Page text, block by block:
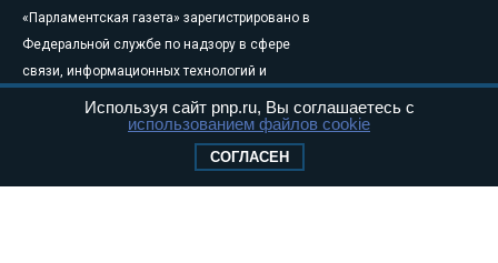
«Парламентская газета» зарегистрировано в
Федеральной службе по надзору в сфере
связи, информационных технологий и
августа 2011 года. 18+
Свидетельство о регистрации Эл № ФС77-
Используя сайт pnp.ru, Вы соглашаетесь с
использованием файлов cookie
СОГЛАСЕН